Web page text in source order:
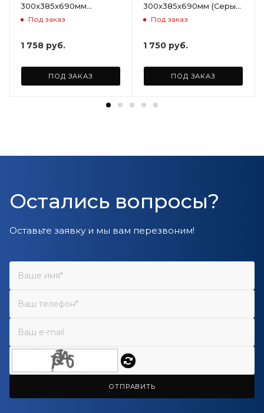
300х385х690мм
(Светло-бежевый)
Под заказ
1 758 руб.
ПОД ЗАКАЗ
300х385х690мм (Серый)
ARD258086
Под заказ
1 750 руб.
ПОД ЗАКАЗ
Остались вопросы?
Оставьте заявку и мы вам перезвоним!
ОТПРАВИТЬ